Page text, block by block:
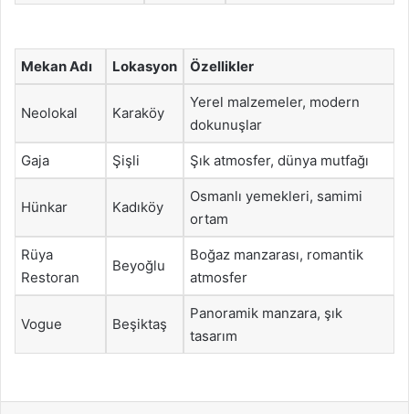
Mekan Adı Lokasyon Özellikler
Neolokal Karaköy
Yerel malzemeler, modern
dokunuşlar
Gaja Şişli Şık atmosfer, dünya mutfağı
Hünkar Kadıköy
Osmanlı yemekleri, samimi
ortam
Rüya
Restoran
Beyoğlu
Boğaz manzarası, romantik
atmosfer
Vogue Beşiktaş
Panoramik manzara, şık
tasarım